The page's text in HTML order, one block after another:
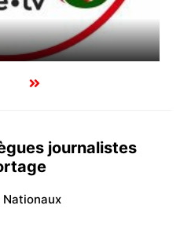
journalistes
Nationaux